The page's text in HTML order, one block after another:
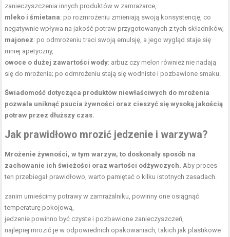
zanieczyszczenia innych produktów w zamrażarce,
mleko i śmietana: po rozmrożeniu zmieniają swoją konsystencję, co
negatywnie wpływa na jakość potraw przygotowanych z tych składników,
majonez: po odmrożeniu traci swoją emulsję, a jego wygląd staje się
mniej apetyczny,
owoce o dużej zawartości wody: arbuz czy melon również nie nadają
się do mrożenia; po odmrożeniu stają się wodniste i pozbawione smaku.
Świadomość dotycząca produktów niewłaściwych do mrożenia
pozwala uniknąć psucia żywności oraz cieszyć się wysoką jakością
potraw przez dłuższy czas.
Jak prawidłowo mrozić jedzenie i warzywa?
Mrożenie żywności, w tym warzyw, to doskonały sposób na
zachowanie ich świeżości oraz wartości odżywczych. Aby proces
ten przebiegał prawidłowo, warto pamiętać o kilku istotnych zasadach.
zanim umieścimy potrawy w zamrażalniku, powinny one osiągnąć
temperaturę pokojową,
jedzenie powinno być czyste i pozbawione zanieczyszczeń,
najlepiej mrozić je w odpowiednich opakowaniach, takich jak plastikowe